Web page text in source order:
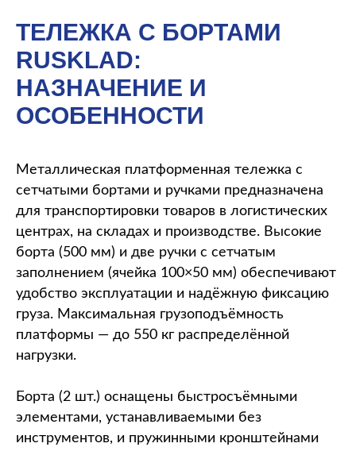
ТЕЛЕЖКА С БОРТАМИ
RUSKLAD:
НАЗНАЧЕНИЕ И
ОСОБЕННОСТИ
Металлическая платформенная тележка с
сетчатыми бортами и ручками предназначена
для транспортировки товаров в логистических
центрах, на складах и производстве. Высокие
борта (500 мм) и две ручки с сетчатым
заполнением (ячейка 100×50 мм) обеспечивают
удобство эксплуатации и надёжную фиксацию
груза. Максимальная грузоподъёмность
платформы — до 550 кг распределённой
нагрузки.
Борта (2 шт.) оснащены быстросъёмными
элементами, устанавливаемыми без
инструментов, и пружинными кронштейнами